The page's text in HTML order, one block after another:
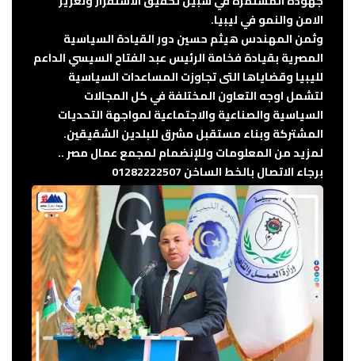
الامن والنمو في ليبيا.
وثمن المهندس هيثم حسين دور القيادة السياسية
المصرية بقيادة فخامة الرئيس عبد الفتاح السيسي الداعم
لليبيا وقضاياها التى تجاوزت المساعدات السياسية
لتشمل اوجه التعاون المختلفة في كل المجالات
السياسية والصناعية والاجتماعية لمواجهة التحديات
المشتركة وبناء مستقبل مشرق للبلدين الشقيقين.
لمزيد من المعلومات وللإنضمام لمجمع عمال مصر ..
برجاء الاتصال بالخط الساخن 01282222507